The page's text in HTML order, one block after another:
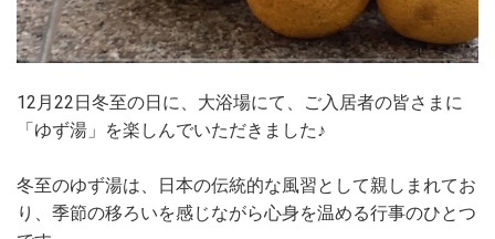
12月22日冬至の日に、大浴場にて、ご入居者の皆さまに
「ゆず湯」を楽しんでいただきました♪
冬至のゆず湯は、日本の伝統的な風習として親しまれてお
り、季節の移ろいを感じながら心身を温める行事のひとつ